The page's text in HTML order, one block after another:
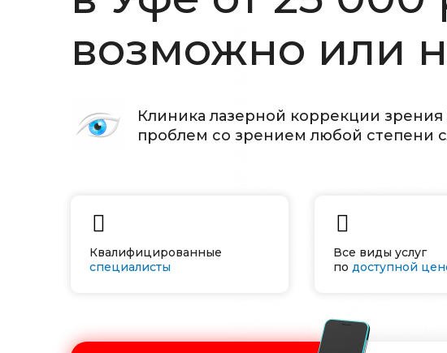
возможно или
Клиника лазерной коррекции
проблем со зрением любой степени
Квалифицированные
специалисты
Все виды услуг
по доступной